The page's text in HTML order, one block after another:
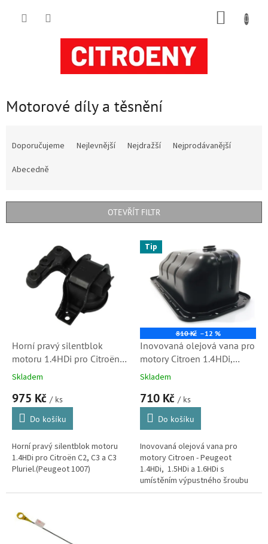
Motorové díly a těsnění
r
Doporučujeme Nejlevnější Nejdražší
Nejprodávanější
Abecedně
OTEVŘÍT FILTR
Horní pravý silentblok
motoru 1.4HDi pro Citroën
C2, C3 a C3 Pluriel (1807HF)
Skladem
975 Kč / ks
Do košíku
Horní pravý silentblok motoru
1.4HDi pro Citroën C2, C3 a C3
Pluriel.(Peugeot 1007)
Tip
810 Kč –12 %
Inovovaná olejová vana pro
motory Citroen 1.4HDi,
1.5HDi a 1.6HDi (Peugeot,
9813973280)
Skladem
710 Kč / ks
Do košíku
Inovovaná olejová vana pro
motory Citroen - Peugeot
1.4HDi, 1.5HDi a 1.6HDi s
umístěním výpustného šroubu
na rovném dně. Tento motor se